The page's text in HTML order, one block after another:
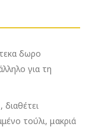
δωρο
για τη
τούλι, μακριά